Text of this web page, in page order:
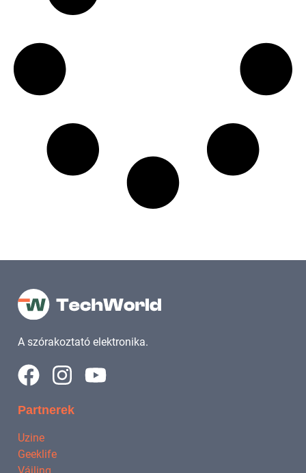
A szórakoztató elektronika.
Partnerek
Uzine
Geeklife